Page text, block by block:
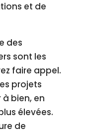
et de
des
sont les
faire appel.
projets
bien, en
élevées.
de